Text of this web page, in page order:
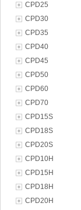
CPD25
CPD30
CPD35
CPD40
CPD45
CPD50
CPD60
CPD70
CPD15S
CPD18S
CPD20S
CPD10H
CPD15H
CPD18H
CPD20H